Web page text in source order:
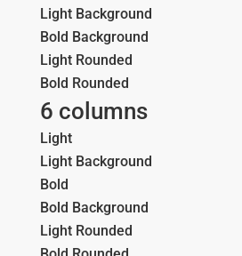
Light Background
Bold Background
Light Rounded
Bold Rounded
6 columns
Light
Light Background
Bold
Bold Background
Light Rounded